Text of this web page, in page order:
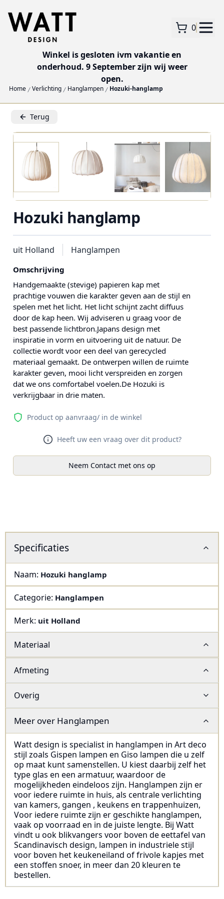
0
Winkel is gesloten ivm vakantie en
onderhoud. 9 September zijn wij weer
open.
Home Verlichting Hanglampen Hozuki-hanglamp
Terug
Hozuki hanglamp
uit Holland Hanglampen
Omschrijving
Handgemaakte (stevige) papieren kap met
prachtige vouwen die karakter geven aan de stijl en
spelen met het licht. Het licht schijnt zacht diffuus
door de kap heen. Wij adviseren u graag voor de
best passende lichtbron.Japans design met
inspiratie in vorm en uitvoering uit de natuur. De
collectie wordt voor een deel van gerecycled
materiaal gemaakt. De ontwerpen willen de ruimte
karakter geven, mooi licht verspreiden en zorgen
dat we ons comfortabel voelen.De Hozuki is
verkrijgbaar in drie maten.
Product op aanvraag/ in de winkel
Heeft uw een vraag over dit product?
Neem Contact met ons op
Specificaties
Naam: Hozuki hanglamp
Categorie: Hanglampen
Merk: uit Holland
Materiaal
Afmeting
Overig
Meer over Hanglampen
Watt design is specialist in hanglampen in Art deco
stijl zoals Gispen lampen en Giso lampen die u zelf
op maat kunt samenstellen. U kiest daarbij zelf het
type glas en een armatuur, waardoor de
mogelijkheden eindeloos zijn. Hanglampen zijn er
voor iedere ruimte in huis, als centrale verlichting
van kamers, gangen , keukens en trappenhuizen,
Voor iedere ruimte zijn er geschikte hanglampen,
vaak op voorraad en in de juiste lengte. Bij Watt
vindt u ook blikvangers voor boven de eettafel van
Scandinavisch design, lampen in industriele stijl
voor boven het keukeneiland of frivole kapjes met
een stoffen snoer, in meer dan 20 kleuren te
bestellen.